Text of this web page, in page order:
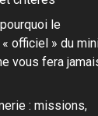
le
officiel » du
vous fera
: missions,